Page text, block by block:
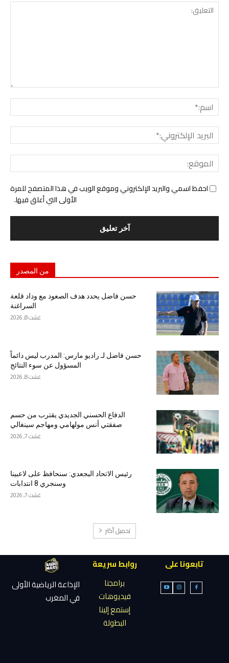
احفظ اسمي والبريد الإلكتروني وموقع الويب في هذا المتصفح للمرة
الأولى التي أعلق فيها.
من المصدر
حسن فاضل يحدد هدف الصعود مع وداد قلعة
السراغنة
غشت 8, 2026
حسن فاضل لـ راديو مارس: المدرب ليس دائماً
المسؤول عن سوء النتائج
غشت 8, 2026
الدفاع الحسني الجديدي يقترب من حسم
صفقتي أنس مولهامي ومهاجم سينغالي
غشت 7, 2026
رئيس الاتحاد البجعدي: سنحافظ على لاعبينا
وسنجري 8 انتدابات
غشت 7, 2026
تحميل أكثر
تابعونا على
روابط سريعة
برامجنا
فيديوهات
إستمع إلينا
البطولة
الإذاعة الرياضية الأولى
في المغرب